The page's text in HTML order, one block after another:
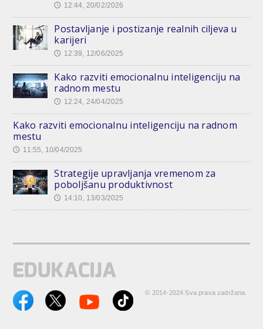
🕔 12:44, 20/02/2026
Postavljanje i postizanje realnih ciljeva u
karijeri
🕔 12:39, 12/06/2025
Kako razviti emocionalnu inteligenciju na
radnom mestu
🕔 12:24, 24/04/2025
Kako razviti emocionalnu inteligenciju na radnom
mestu
🕔 11:55, 10/04/2025
Strategije upravljanja vremenom za
poboljšanu produktivnost
🕔 14:10, 13/03/2025
© 2014-2024 Sva prava zadržana.